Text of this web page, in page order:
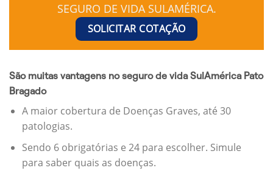
SEGURO DE VIDA SULAMÉRICA.
SOLICITAR COTAÇÃO
São muitas vantagens no seguro de vida SulAmérica Pato
Bragado
A maior cobertura de Doenças Graves, até 30
patologias.
Sendo 6 obrigatórias e 24 para escolher. Simule
para saber quais as doenças.